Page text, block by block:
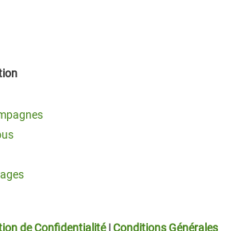
de Confidentialité|Conditions Générales